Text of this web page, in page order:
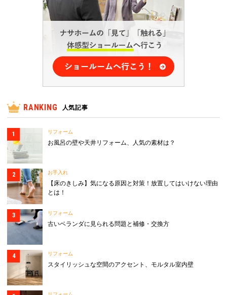
RANKING 人気記事
リフォーム
お風呂の壁や天井リフォーム、人気の素材は？
お手入れ
【床のきしみ】気になる原因と対策！放置してはいけない理由
とは！
リフォーム
古いベランダに見られる問題と補修・交換方
リフォーム
スタイリッシュな空間のアクセント、モルタル室内壁